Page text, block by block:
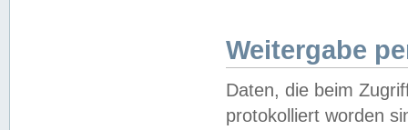
Weitergabe
Daten, die beim
protokolliert worden